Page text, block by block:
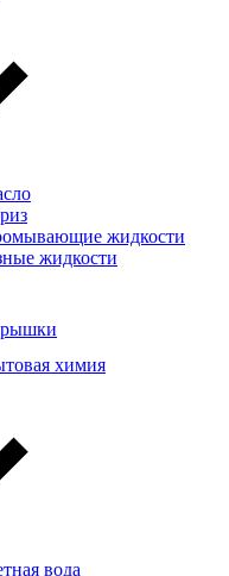
жидкости
жидкости
химия
вода